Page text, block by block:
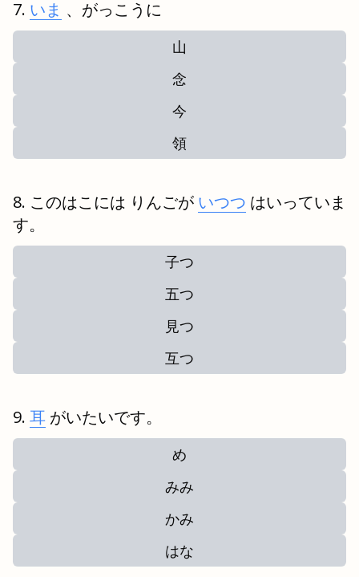
いま 、がっこうに
山
念
今
領
このはこには りんごが いつつ はいっていま
す。
子つ
五つ
見つ
互つ
耳 がいたいです。
め
みみ
かみ
はな